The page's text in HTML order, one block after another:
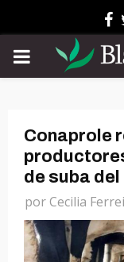
PRIMARY
Conaprole
de suba
porCecilia